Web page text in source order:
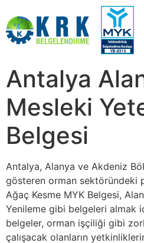
Antalya
Mesleki
Belgesi
Antalya, Alanya ve Akdeniz
gösteren orman sektöründeki
Ağaç Kesme MYK Belgesi,
Yenileme gibi belgeleri almak
belgeler, orman işçiliği gibi
çalışacak olanların